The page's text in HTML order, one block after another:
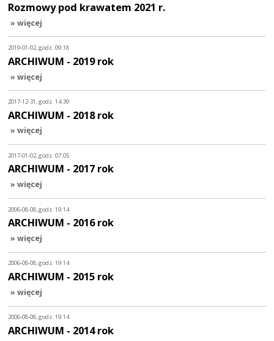
Rozmowy pod krawatem 2021 r.
» więcej
2019-01-02, godz. 09:18
ARCHIWUM - 2019 rok
» więcej
2017-12-31, godz. 14:39
ARCHIWUM - 2018 rok
» więcej
2017-01-02, godz. 07:05
ARCHIWUM - 2017 rok
» więcej
2006-08-08, godz. 19:14
ARCHIWUM - 2016 rok
» więcej
2006-08-08, godz. 19:14
ARCHIWUM - 2015 rok
» więcej
2006-08-08, godz. 19:14
ARCHIWUM - 2014 rok